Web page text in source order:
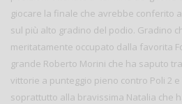
giocare la finale che avrebbe conferito
sul più alto gradino del podio. Gradino
meritatamente occupato dalla favorita
grande Roberto Morini che ha saputo
vittorie a punteggio pieno contro Poli 2
soprattutto alla bravissima Natalia che